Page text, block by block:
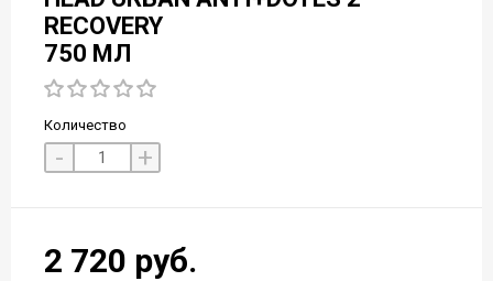
RECOVERY
750 МЛ
Количество
- +
2 720 руб.